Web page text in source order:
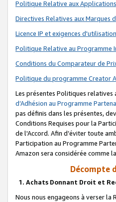
Politique Relative aux
Directives Relatives aux Marques
Licence IP et exigences
Politique Relative au Programme
Conditions du Comparateur de
Politique du programme Creator
Les présentes Politiques relatives
d’Adhésion au Programme
pas définis dans les présentes,
Conditions Requises pour la
de l'Accord. Afin d’éviter toute
Participation au Programme
Amazon sera considérée comme
Décompte
1. Achats Donnant Droit et
Nous nous engageons à verser